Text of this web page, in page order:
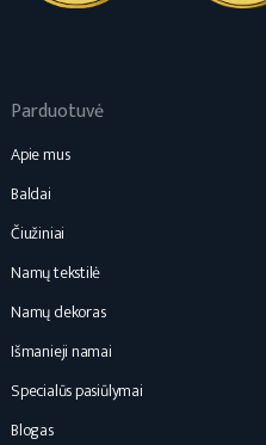
Parduotuvė
Apie mus
Baldai
Čiužiniai
Namų tekstilė
Namų dekoras
Išmanieji namai
Specialūs pasiūlymai
Blogas